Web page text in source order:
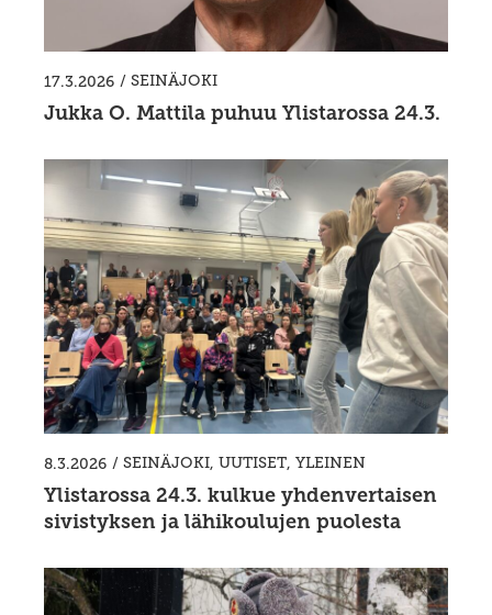
17.3.2026 / SEINÄJOKI
Jukka O. Mattila puhuu Ylistarossa 24.3.
8.3.2026 / SEINÄJOKI, UUTISET, YLEINEN
Ylistarossa 24.3. kulkue yhdenvertaisen
sivistyksen ja lähikoulujen puolesta